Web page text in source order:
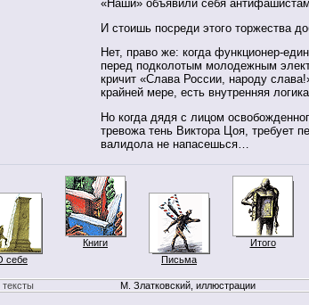
«Наши» объявили себя
И стоишь посреди этого торжества
Нет, право же: когда функционер-
перед подколотым молодежным
кричит «Слава России, народу
крайней мере, есть внутренняя
Но когда дядя с лицом
тревожа тень Виктора Цоя, требует
валидола не напасешься…
себе
Книги
Письма
Итого
М. Златковский, иллюстрации